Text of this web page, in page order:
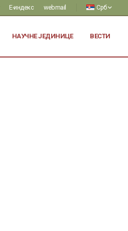
Е-индекс webmail Срб
НАУЧНЕ ЈЕДИНИЦЕ ВЕСТИ